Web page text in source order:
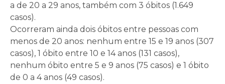
a de 20 a 29 anos, também com 3 óbitos (1.649
casos).
Ocorreram ainda dois óbitos entre pessoas com
menos de 20 anos: nenhum entre 15 e 19 anos (307
casos), 1 óbito entre 10 e 14 anos (131 casos),
nenhum óbito entre 5 e 9 anos (75 casos) e 1 óbito
de 0 a 4 anos (49 casos).